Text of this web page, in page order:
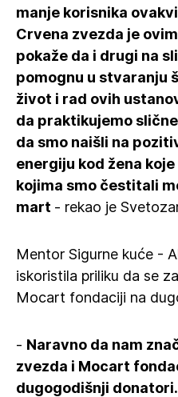
manje korisnika
Crvena zvezda je
pokaže da i drugi na
pomognu u stvaranju
život i rad ovih
da praktikujemo
da smo naišli na
energiju kod žena
kojima smo čestitali
mart - rekao je
Mentor Sigurne kuće -
iskoristila priliku da se
Mocart fondaciji na
- Naravno da nam
zvezda i Mocart
dugogodišnji